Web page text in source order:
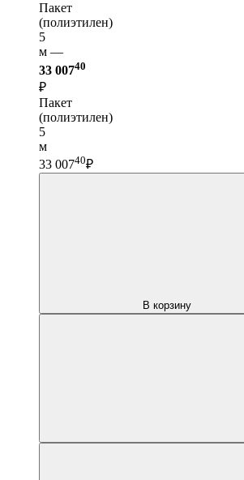
Пакет
(полиэтилен)
5
м —
33 00740
₽
Пакет
(полиэтилен)
5
м
33 00740₽
В корзину